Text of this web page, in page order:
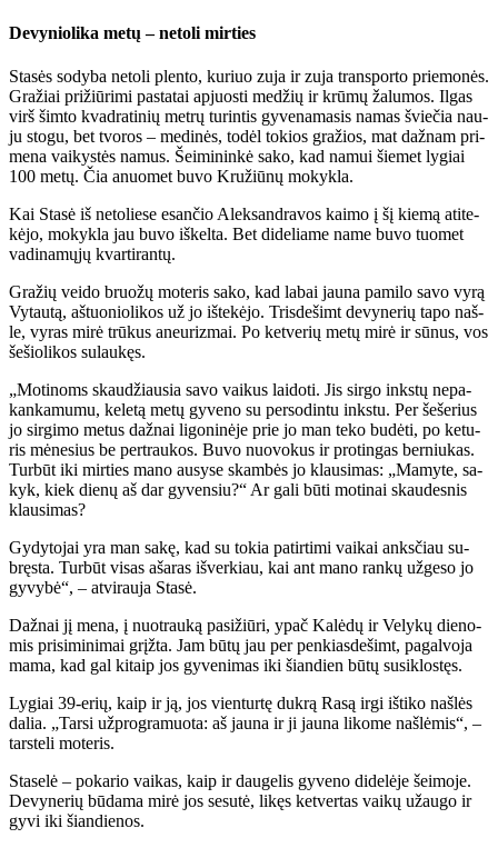
De­vy­nio­li­ka me­tų – ne­to­li mir­ties
Sta­sės so­dy­ba ne­to­li plen­to, ku­riuo zu­ja ir zu­ja trans­por­to prie­mo­nės.
Gra­žiai pri­žiū­ri­mi pa­sta­tai ap­juos­ti me­džių ir krū­mų ža­lu­mos. Il­gas
virš šim­to kvad­ra­ti­nių met­rų tu­rin­tis gy­ve­na­ma­sis na­mas švie­čia nau­
ju sto­gu, bet tvo­ros – me­di­nės, to­dėl to­kios gra­žios, mat daž­nam pri­
me­na vai­kys­tės na­mus. Šei­mi­nin­kė sa­ko, kad na­mui šie­met ly­giai
100 me­tų. Čia anuo­met bu­vo Kru­žiū­nų mo­kyk­la.
Kai Sta­sė iš ne­to­lie­se esan­čio Alek­san­dra­vos kai­mo į šį kie­mą ati­te­
kė­jo, mo­kyk­la jau bu­vo iš­kel­ta. Bet di­de­lia­me na­me bu­vo tuo­met
va­di­na­mų­jų kvar­ti­ran­tų.
Gra­žių vei­do bruo­žų mo­te­ris sa­ko, kad la­bai jau­na pa­mi­lo sa­vo vy­rą
Vy­tau­tą, aš­tuo­nio­li­kos už jo iš­te­kė­jo. Tris­de­šimt de­vy­ne­rių ta­po naš­
le, vy­ras mi­rė trū­kus aneu­riz­mai. Po ket­ve­rių me­tų mi­rė ir sū­nus, vos
še­šio­li­kos su­lau­kęs.
„Mo­ti­noms skau­džiau­sia sa­vo vai­kus lai­do­ti. Jis sir­go inks­tų ne­pa­
kan­ka­mu­mu, ke­le­tą me­tų gy­ve­no su per­so­din­tu inks­tu. Per še­še­rius
jo sir­gi­mo me­tus daž­nai li­go­ni­nė­je prie jo man te­ko bu­dė­ti, po ke­tu­
ris mė­ne­sius be per­trau­kos. Bu­vo nuo­vo­kus ir pro­tin­gas ber­niu­kas.
Tur­būt iki mir­ties ma­no au­sy­se skam­bės jo klau­si­mas: „Ma­my­te, sa­
kyk, kiek die­nų aš dar gy­ven­siu?“ Ar ga­li bū­ti mo­ti­nai skau­des­nis
klau­si­mas?
Gy­dy­to­jai yra man sa­kę, kad su to­kia pa­tir­ti­mi vai­kai anks­čiau su­
bręs­ta. Tur­būt vi­sas aša­ras iš­ver­kiau, kai ant ma­no ran­kų už­ge­so jo
gy­vy­bė“, – at­vi­rau­ja Sta­sė.
Daž­nai jį me­na, į nuo­trau­ką pa­si­žiū­ri, ypač Ka­lė­dų ir Ve­ly­kų die­no­
mis pri­si­mi­ni­mai grįž­ta. Jam bū­tų jau per pen­kias­de­šimt, pa­gal­vo­ja
ma­ma, kad gal ki­taip jos gy­ve­ni­mas iki šian­dien bū­tų su­si­klos­tęs.
Ly­giai 39-erių, kaip ir ją, jos vien­tur­tę duk­rą Ra­są ir­gi iš­ti­ko naš­lės
da­lia. „Tar­si už­prog­ra­muo­ta: aš jau­na ir ji jau­na li­ko­me naš­lė­mis“, –
tars­te­li mo­te­ris.
Sta­se­lė – po­ka­rio vai­kas, kaip ir dau­ge­lis gy­ve­no di­de­lė­je šei­mo­je.
De­vy­ne­rių bū­da­ma mi­rė jos se­su­tė, li­kęs ket­ver­tas vai­kų už­au­go ir
gy­vi iki šian­die­nos.